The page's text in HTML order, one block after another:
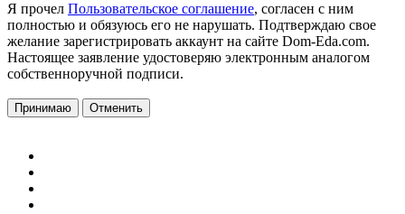
Я прочел Пользовательское соглашение, согласен с ним
полностью и обязуюсь его не нарушать. Подтверждаю свое
желание зарегистрировать аккаунт на сайте Dom-Eda.com.
Настоящее заявление удостоверяю электронным аналогом
собственноручной подписи.
Принимаю Отменить